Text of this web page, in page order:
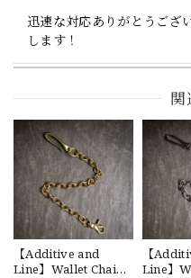
迅速な対応ありがとうござ
します！
SPO
2026/07/18
交換商品受け取りました
又、トートバッグありがと
す。商品ですがニューエラ
います。チェーンステッチ
感じが気に入りました。
関
【Additive and
Line】Wallet Chain
【
Line】